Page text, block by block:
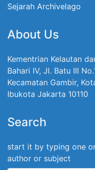
Sejarah Archivelago
About Us
Kementrian Kelautan
Bahari IV, Jl. Batu III
Kecamatan Gambir,
Ibukota Jakarta 10110
Search
start it by typing one
author or subject